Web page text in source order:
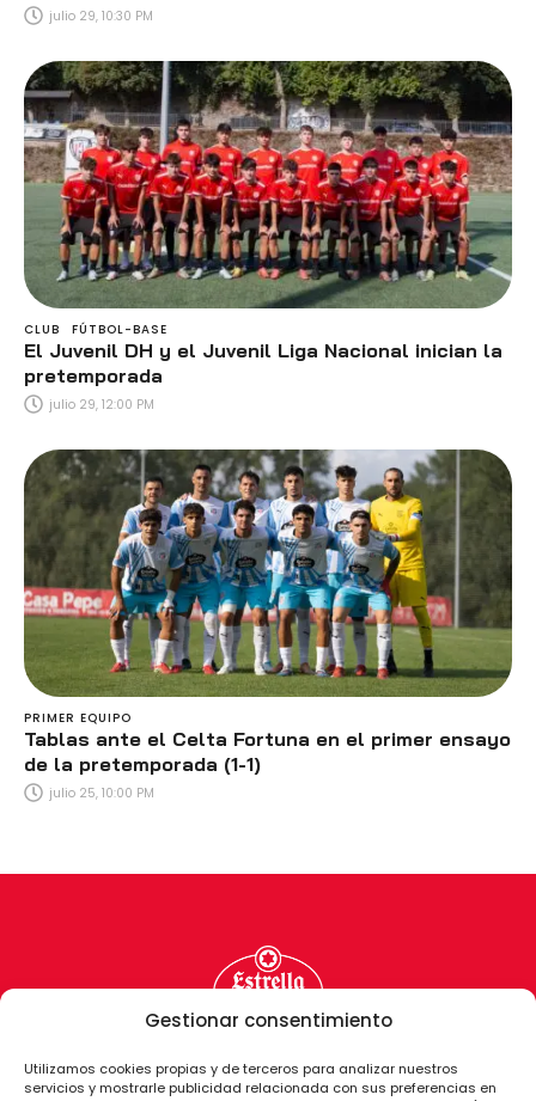
Gestionar consentimiento
Utilizamos cookies propias y de terceros para analizar nuestros
servicios y mostrarle publicidad relacionada con sus preferencias en
julio 29, 10:30 PM
CLUB FÚTBOL-BASE
El Juvenil DH y el Juvenil Liga Nacional inician la
pretemporada
julio 29, 12:00 PM
PRIMER EQUIPO
Tablas ante el Celta Fortuna en el primer ensayo
de la pretemporada (1-1)
julio 25, 10:00 PM